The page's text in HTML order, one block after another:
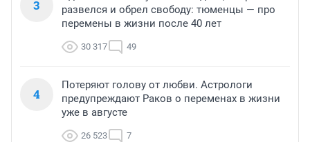
3
развелся и обрел свободу: тюменцы — про
перемены в жизни после 40 лет
30 317 49
4
Потеряют голову от любви. Астрологи
предупреждают Раков о переменах в жизни
уже в августе
26 523 7